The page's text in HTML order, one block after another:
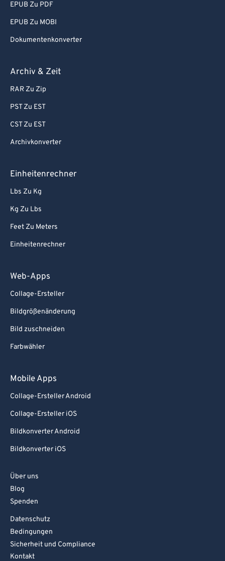
EPUB Zu PDF
EPUB Zu MOBI
Dokumentenkonverter
Archiv & Zeit
RAR Zu Zip
PST Zu EST
CST Zu EST
Archivkonverter
Einheitenrechner
Lbs Zu Kg
Kg Zu Lbs
Feet Zu Meters
Einheitenrechner
Web-Apps
Collage-Ersteller
Bildgrößenänderung
Bild zuschneiden
Farbwähler
Mobile Apps
Collage-Ersteller Android
Collage-Ersteller iOS
Bildkonverter Android
Bildkonverter iOS
Über uns
Blog
Spenden
Datenschutz
Bedingungen
Sicherheit und Compliance
Kontakt